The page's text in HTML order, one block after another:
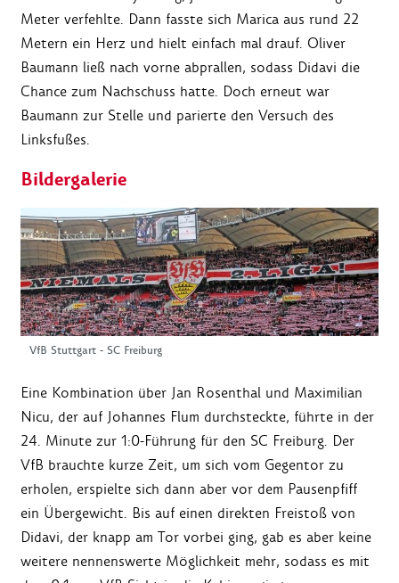
Meter verfehlte. Dann fasste sich Marica aus rund 22
Metern ein Herz und hielt einfach mal drauf. Oliver
Baumann ließ nach vorne abprallen, sodass Didavi die
Chance zum Nachschuss hatte. Doch erneut war
Baumann zur Stelle und parierte den Versuch des
Linksfußes.
Bildergalerie
VfB Stuttgart - SC Freiburg
Eine Kombination über Jan Rosenthal und Maximilian
Nicu, der auf Johannes Flum durchsteckte, führte in der
24. Minute zur 1:0-Führung für den SC Freiburg. Der
VfB brauchte kurze Zeit, um sich vom Gegentor zu
erholen, erspielte sich dann aber vor dem Pausenpfiff
ein Übergewicht. Bis auf einen direkten Freistoß von
Didavi, der knapp am Tor vorbei ging, gab es aber keine
weitere nennenswerte Möglichkeit mehr, sodass es mit